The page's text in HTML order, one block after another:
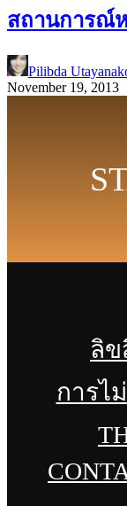
สถานการณ์
Pilibda
November 19, 2013
ลิข
การไ